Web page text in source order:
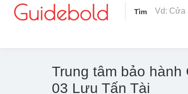
Tìm
Trung tâm bảo hành
03 Lưu Tấn Tài